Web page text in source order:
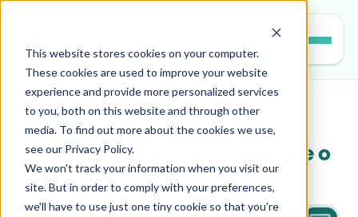
This website stores cookies on your computer.
These cookies are used to improve your website
experience and provide more personalized services
to you, both on this website and through other
media. To find out more about the cookies we use,
see our Privacy Policy.
We won't track your information when you visit our
site. But in order to comply with your preferences,
we'll have to use just one tiny cookie so that you're
gestao-escolar
Inovação na escola: o que é e o
que buscam os pais?